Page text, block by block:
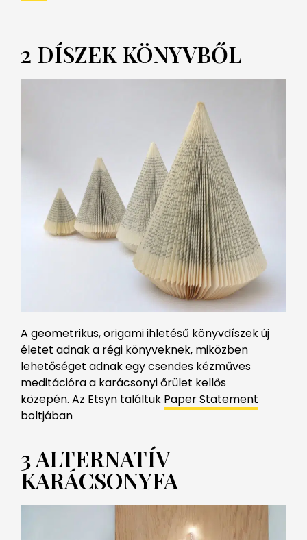
2 DÍSZEK KÖNYVBŐL
A geometrikus, origami ihletésű könyvdíszek új
életet adnak a régi könyveknek, miközben
lehetőséget adnak egy csendes kézműves
meditációra a karácsonyi őrület kellős
közepén. Az Etsyn találtuk Paper Statement
boltjában
3 ALTERNATÍV
KARÁCSONYFA